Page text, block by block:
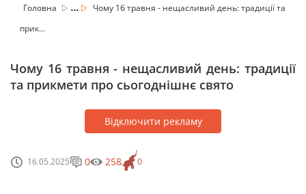
Головна ...
Чому 16 травня - нещасливий день: традиції та
прик...
Чому 16 травня - нещасливий день: традиції
та прикмети про сьогоднішнє свято
Відключити рекламу
16.05.2025 0
0 258